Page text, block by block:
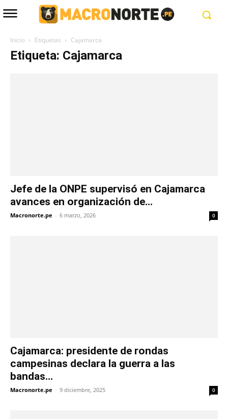
Inicio Etiquetas Cajamarca
Etiqueta: Cajamarca
Jefe de la ONPE supervisó en Cajamarca
avances en organización de...
Macronorte.pe - 6 marzo, 2026 0
Cajamarca: presidente de rondas
campesinas declara la guerra a las
bandas...
Macronorte.pe - 9 diciembre, 2025 0